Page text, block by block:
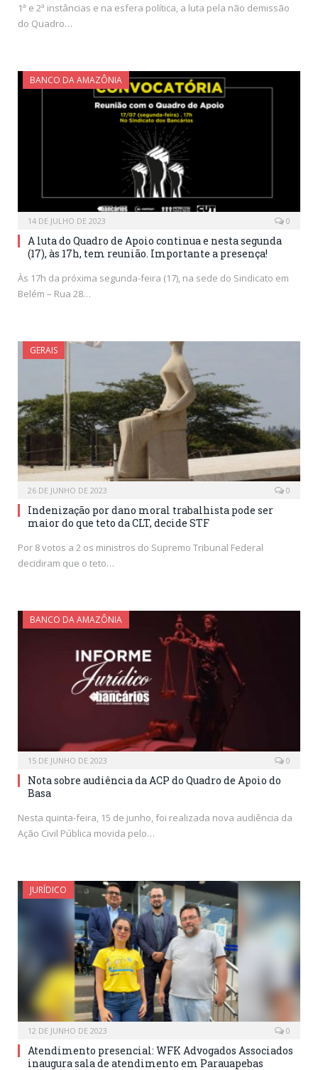
1ª e 2ª instâncias e na esfera política, a luta pela não demissão
do Quadro…
BANCO DA AMAZÔNIA
14 DE JULHO DE 2023 0
A luta do Quadro de Apoio continua e nesta segunda
(17), às 17h, tem reunião. Importante a presença!
Às 17h da próxima segunda-feira (17), na sede do Sindicato em
Belém – Rua 28…
GERAIS
26 DE JUNHO DE 2023 0
Indenização por dano moral trabalhista pode ser
maior do que teto da CLT, decide STF
Por 8 votos a 2 os ministros do Supremo Tribunal Federal
decidiram que o teto…
BANCO DA AMAZÔNIA
15 DE JUNHO DE 2023 0
Nota sobre audiência da ACP do Quadro de Apoio do
Basa
Nesta quinta-feira, 15 de junho, foi realizada nova audiência da
Ação Civil Pública movida pelo…
JURÍDICO
12 DE JUNHO DE 2023 0
Atendimento presencial: WFK Advogados Associados
inaugura sala de atendimento em Parauapebas